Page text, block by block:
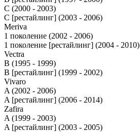
C (2000 - 2003)
C [рестайлинг] (2003 - 2006)
Meriva
1 поколение (2002 - 2006)
1 поколение [рестайлинг] (2004 - 2010)
Vectra
B (1995 - 1999)
B [рестайлинг] (1999 - 2002)
Vivaro
A (2002 - 2006)
A [рестайлинг] (2006 - 2014)
Zafira
A (1999 - 2003)
A [рестайлинг] (2003 - 2005)